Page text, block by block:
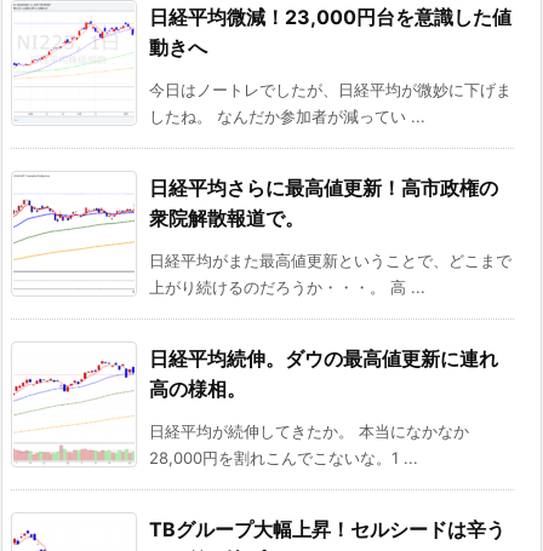
日経平均微減！23,000円台を意識した値
動きへ
今日はノートレでしたが、日経平均が微妙に下げま
したね。 なんだか参加者が減ってい ...
日経平均さらに最高値更新！高市政権の
衆院解散報道で。
日経平均がまた最高値更新ということで、どこまで
上がり続けるのだろうか・・・。 高 ...
日経平均続伸。ダウの最高値更新に連れ
高の様相。
日経平均が続伸してきたか。 本当になかなか
28,000円を割れこんでこないな。1 ...
TBグループ大幅上昇！セルシードは辛う